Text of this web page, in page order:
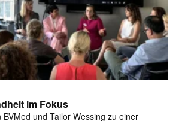
im Fokus
BVMed und Tailor Wessing zu einer